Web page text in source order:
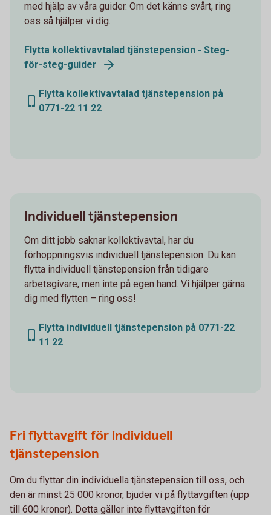
med hjälp av våra guider. Om det känns svårt, ring
oss så hjälper vi dig.
Flytta kollektivavtalad tjänstepension - Steg-
för-steg-guider
Flytta kollektivavtalad tjänstepension på
0771-22 11 22
Individuell tjänstepension
Om ditt jobb saknar kollektivavtal, har du
förhoppningsvis individuell tjänstepension. Du kan
flytta individuell tjänstepension från tidigare
arbetsgivare, men inte på egen hand. Vi hjälper gärna
dig med flytten – ring oss!
Flytta individuell tjänstepension på 0771-22
11 22
Fri flyttavgift för individuell
tjänstepension
Om du flyttar din individuella tjänstepension till oss, och
den är minst 25 000 kronor, bjuder vi på flyttavgiften (upp
till 600 kronor). Detta gäller inte flyttavgiften för